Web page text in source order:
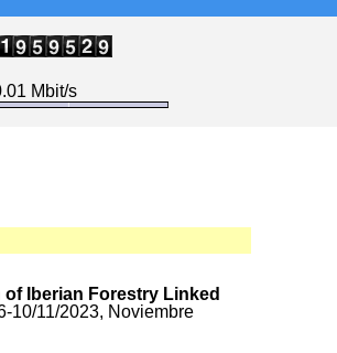
Mbit/s
Iberian Forestry Linked
10/11/2023, Noviembre